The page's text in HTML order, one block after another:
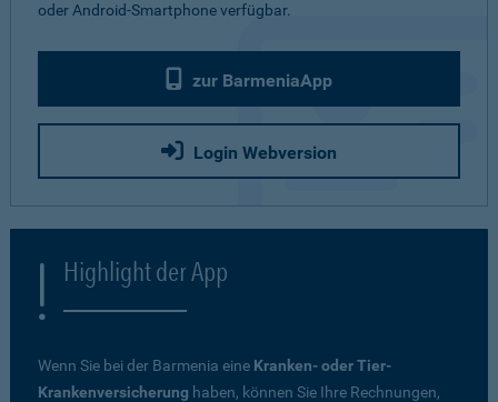
oder Android-Smartphone verfügbar.
zur BarmeniaApp
Login Webversion
Highlight der App
Wenn Sie bei der Barmenia eine Kranken- oder Tier-
Krankenversicherung haben, können Sie Ihre Rechnungen,